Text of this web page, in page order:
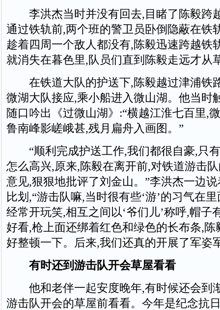
李洪杰当时并没有回去,目睹了陈毅跨
通过铁轨前,两个班的警卫员卧倒隐蔽在铁
趁着四周一个敌人都没有,陈毅迅速跨越铁
就消失在暮色里,队员们直到陈毅走远才从
在铁道大队的护送下,陈毅越过津浦铁
微湖大队接应,乘小船进入微山湖。他当时
随口吟出《过微山湖》:“横越江淮七百里,
鲁南峰影嵯峨甚,残月扁舟入画图。”
“顺利完成护送工作,我们都很自豪,只
怎么高兴,原来,陈毅在离开前,对铁道游击
意见,狠狠地批评了刘金山。”李洪杰一边
比划,“游击队嘛,当时很有些‘游’的习气在
经常开玩笑,相互之间以‘爷们儿’称呼,帽子
好看,枪上面还绑着红色和绿色的长布条,陈
好整顿一下。后来,我们还真的开展了军姿
有时还到游击队开会草屋看看
他和老伴一起安度晚年,有时候还会到
游击队开会的草屋前看看。今年是纪念抗